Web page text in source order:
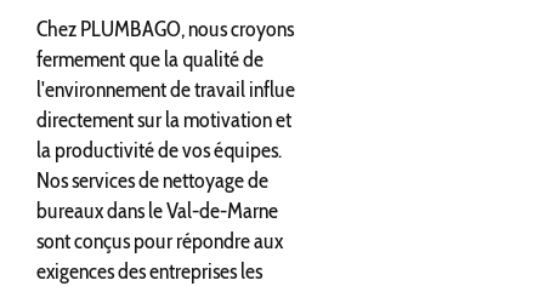
Chez PLUMBAGO, nous croyons
fermement que la qualité de
l'environnement de travail influe
directement sur la motivation et
la productivité de vos équipes.
Nos services de nettoyage de
bureaux dans le Val-de-Marne
sont conçus pour répondre aux
exigences des entreprises les